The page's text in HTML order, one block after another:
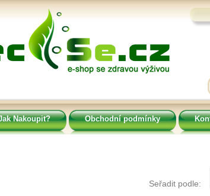
Nakoupit? Obchodní podmínky
Seřadit podle: